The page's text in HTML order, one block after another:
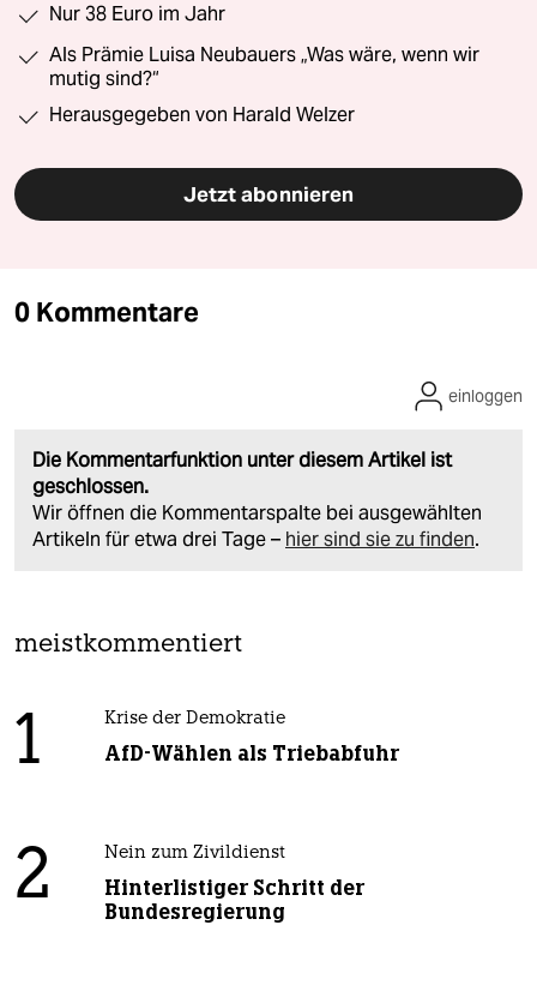
Nur 38 Euro im Jahr
Als Prämie Luisa Neubauers „Was wäre, wenn wir
mutig sind?“
Herausgegeben von Harald Welzer
Jetzt abonnieren
0 Kommentare
Die Kommentarfunktion unter diesem Artikel ist
geschlossen.
Wir öffnen die Kommentarspalte bei ausgewählten
Artikeln für etwa drei Tage – hier sind sie zu finden.
einloggen
meistkommentiert
1 Krise der Demokratie
AfD-Wählen als Triebabfuhr
2 Nein zum Zivildienst
Hinterlistiger Schritt der
Bundesregierung